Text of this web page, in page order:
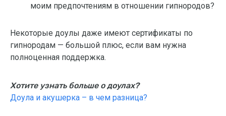
моим предпочтениям в отношении гипнородов?
Некоторые доулы даже имеют сертификаты по
гипнородам — большой плюс, если вам нужна
полноценная поддержка.
Хотите узнать больше о доулах?
Доула и акушерка – в чем разница?